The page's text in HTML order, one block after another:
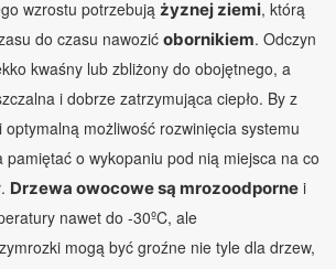
wzrostu potrzebują żyznej ziemi, którą
do czasu nawozić obornikiem. Odczyn
kwaśny lub zbliżony do obojętnego, a
i dobrze zatrzymująca ciepło. By z
możliwość rozwinięcia systemu
o wykopaniu pod nią miejsca na co
Drzewa owocowe są mrozoodporne i
nawet do -30ºC, ale
mogą być groźne nie tyle dla drzew,